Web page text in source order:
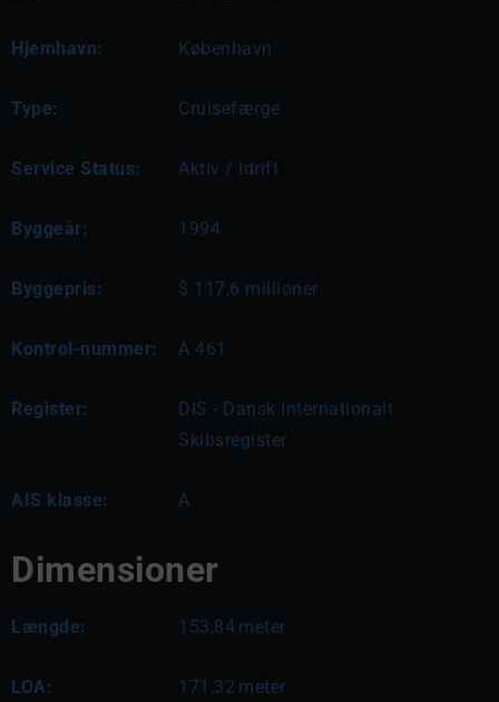
Hjemhavn: København
Type: Cruisefærge
Service Status: Aktiv / Idrift
Byggeår: 1994
Byggepris: $ 117,6 millioner
Kontrol-nummer: A 461
Register:
DIS - Dansk Internationalt
Skibsregister
AIS klasse: A
Dimensioner
Længde: 153,84 meter
LOA: 171,32 meter